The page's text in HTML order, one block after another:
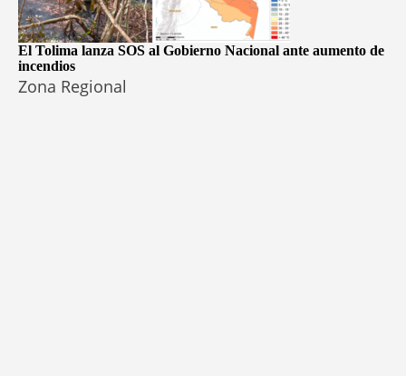
El Tolima lanza SOS al Gobierno Nacional ante aumento de
incendios
Zona Regional